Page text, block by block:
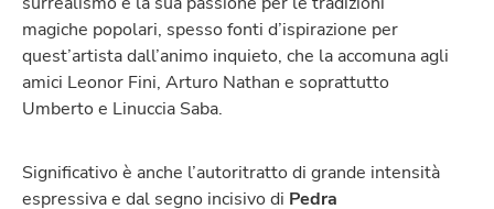
magiche popolari, spesso fonti d’ispirazione per
quest’artista dall’animo inquieto, che la accomuna agli
amici Leonor Fini, Arturo Nathan e soprattutto
Umberto e Linuccia Saba.
Significativo è anche l’autoritratto di grande intensità
espressiva e dal segno incisivo di Pedra